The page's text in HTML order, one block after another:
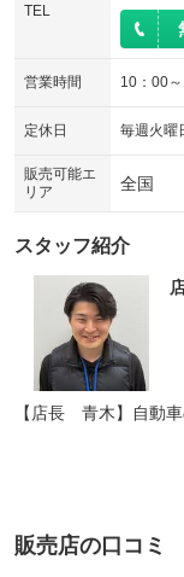
TEL
営業時間 10：00
定休日 毎週火曜
販売可能エ
リア
全国
スタッフ紹介
【店長 青木】自動
販売店の口コミ